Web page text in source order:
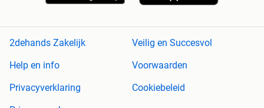
2dehands Zakelijk
Veilig en Succesvol
Help en info
Voorwaarden
Privacyverklaring
Cookiebeleid